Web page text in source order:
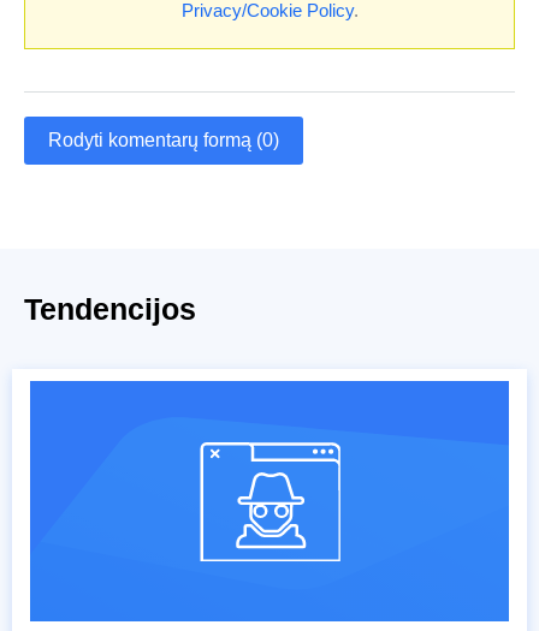
Privacy/Cookie Policy.
Rodyti komentarų formą (0)
Tendencijos